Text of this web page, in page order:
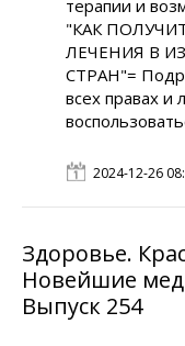
терапии и
"КАК
ЛЕЧЕНИЯ В
СТРАН"=
всех правах и
2024-12-26
Здоровье.
Новейшие
Выпуск 254